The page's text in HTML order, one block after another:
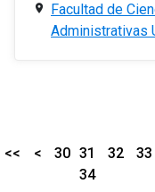
Facultad de
Administrativas
<< < 30 31 32
33
34